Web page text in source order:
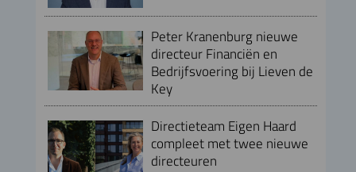
Peter Kranenburg nieuwe
directeur Financiën en
Bedrijfsvoering bij Lieven de
Key
Directieteam Eigen Haard
compleet met twee nieuwe
directeuren